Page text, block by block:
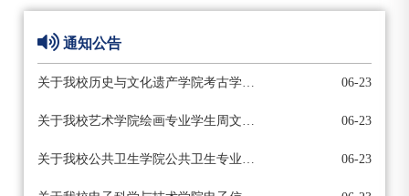
通知公告
06-23
06-23
06-23